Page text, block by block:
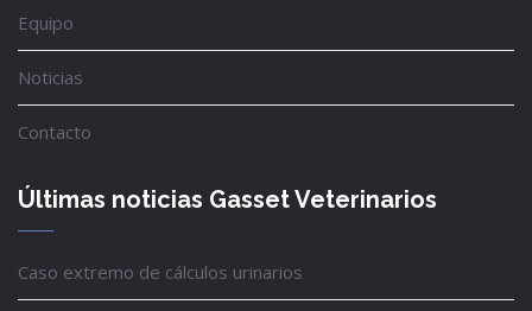
Equipo
Noticias
Contacto
Últimas noticias Gasset Veterinarios
Caso extremo de cálculos urinarios